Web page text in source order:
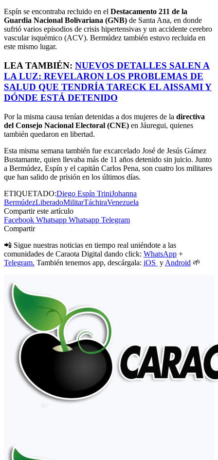
Espín se encontraba recluido en el Destacamento 211 de la
Guardia Nacional Bolivariana (GNB) de Santa Ana, en donde
sufrió varios episodios de crisis hipertensivas y un accidente cerebro
vascular isquémico (ACV). Bermúdez también estuvo recluida en
este mismo lugar.
LEA TAMBIÉN: NUEVOS DETALLES SALEN A
LA LUZ: REVELARON LOS PROBLEMAS DE
SALUD QUE TENDRÍA TARECK EL AISSAMI Y
DÓNDE ESTÁ DETENIDO
Por la misma causa tenían detenidas a dos mujeres de la directiva
del Consejo Nacional Electoral (CNE) en Jáuregui, quienes
también quedaron en libertad.
Esta misma semana también fue excarcelado José de Jesús Gámez
Bustamante, quien llevaba más de 11 años detenido sin juicio. Junto
a Bermúdez, Espín y el capitán Carlos Pena, son cuatro los militares
que han salido de prisión en los últimos días.
ETIQUETADO:Diego Espín TriniJohanna
BermúdezLiberadoMilitarTáchiraVenezuela
Compartir este artículo
Facebook Whatsapp Whatsapp Telegram
Compartir
📲 Sigue nuestras noticias en tiempo real uniéndote a las
comunidades de Caraota Digital dando click: WhatsApp +
Telegram. También tenemos app, descárgala: iOS y Android 🌱